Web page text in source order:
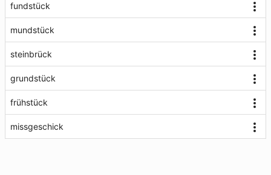
fundstück
mundstück
steinbrück
grundstück
frühstück
missgeschick